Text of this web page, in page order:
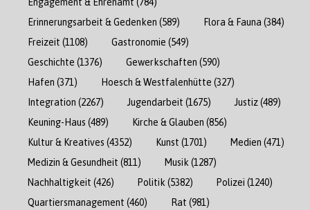
Erinnerungsarbeit & Gedenken (589) Flora & Fauna (384)
Freizeit (1108) Gastronomie (549)
Geschichte (1376) Gewerkschaften (590)
Hafen (371) Hoesch & Westfalenhütte (327)
Integration (2267) Jugendarbeit (1675) Justiz(489)
Keuning-Haus (489) Kirche & Glauben (856)
Kultur & Kreatives (4352) Kunst (1701) Medien (471)
Medizin & Gesundheit (811) Musik (1287)
Nachhaltigkeit (426) Politik (5382) Polizei (1240)
Quartiersmanagement (460) Rat (981)